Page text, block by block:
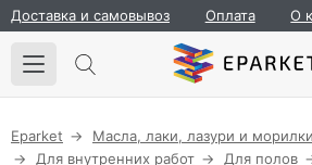
Доставка и самовывоз Оплата О
Eparket Масла, лаки, лазури и морилки
Для внутренних работ
Для полов